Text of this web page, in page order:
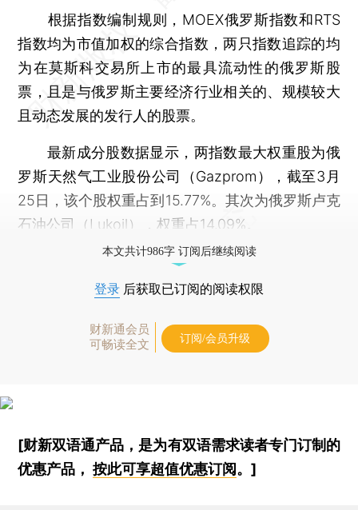
根据指数编制规则，MOEX俄罗斯指数和RTS
指数均为市值加权的综合指数，两只指数追踪的均
为在莫斯科交易所上市的最具流动性的俄罗斯股
票，且是与俄罗斯主要经济行业相关的、规模较大
且动态发展的发行人的股票。
最新成分股数据显示，两指数最大权重股为俄
罗斯天然气工业股份公司（Gazprom），截至3月
25日，该个股权重占到15.77%。其次为俄罗斯卢克
石油公司（Lukoil），权重占14.09%。
本文共计986字 订阅后继续阅读
登录 后获取已订阅的阅读权限
财新通会员
可畅读全文
订阅/会员升级
[财新双语通产品，是为有双语需求读者专门订制的
优惠产品，按此可享超值优惠订阅。]